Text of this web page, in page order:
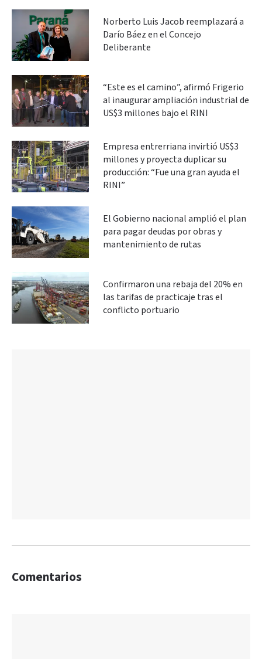
Norberto Luis Jacob reemplazará a
Darío Báez en el Concejo
Deliberante
“Este es el camino”, afirmó Frigerio
al inaugurar ampliación industrial de
US$3 millones bajo el RINI
Empresa entrerriana invirtió US$3
millones y proyecta duplicar su
producción: “Fue una gran ayuda el
RINI”
El Gobierno nacional amplió el plan
para pagar deudas por obras y
mantenimiento de rutas
Confirmaron una rebaja del 20% en
las tarifas de practicaje tras el
conflicto portuario
Comentarios